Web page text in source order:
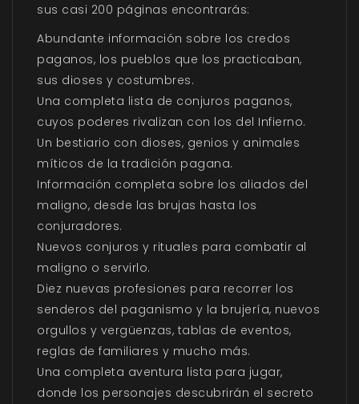
sus casi 200 páginas encontrarás:
Abundante información sobre los credos
paganos, los pueblos que los practicaban,
sus dioses y costumbres.
Una completa lista de conjuros paganos,
cuyos poderes rivalizan con los del Infierno.
Un bestiario con dioses, genios y animales
míticos de la tradición pagana.
Información completa sobre los aliados del
maligno, desde las brujas hasta los
conjuradores.
Nuevos conjuros y rituales para combatir al
maligno o servirlo.
Diez nuevas profesiones para recorrer los
senderos del paganismo y la brujería, nuevos
orgullos y vergüenzas, tablas de eventos,
reglas de familiares y mucho más.
Una completa aventura lista para jugar,
donde los personajes descubrirán el secreto